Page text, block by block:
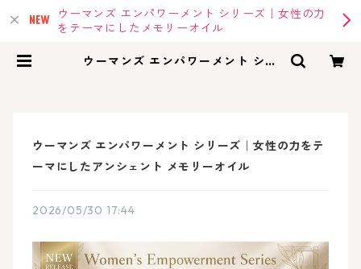
ウーマンズ エンパワーメント シリーズ｜女性の力
をテーマにしたメモリーオイル
ウーマンズ エンパワーメント シリ
ウーマンズ エンパワーメント シリーズ｜女性の力をテ
ーマにしたアンシェント メモリーオイル
2026/05/30 17:44